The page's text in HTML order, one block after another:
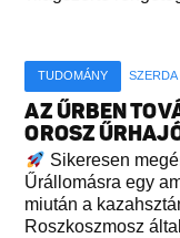
TUDOMÁNY SZERDA
AZ ŰRBEN
OROSZ
Sikeresen
Űrállomásra egy
miután a
Roszkoszmosz